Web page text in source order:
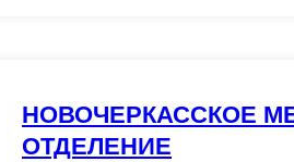
НОВОЧЕРКАССКОЕ
ОТДЕЛЕНИЕ